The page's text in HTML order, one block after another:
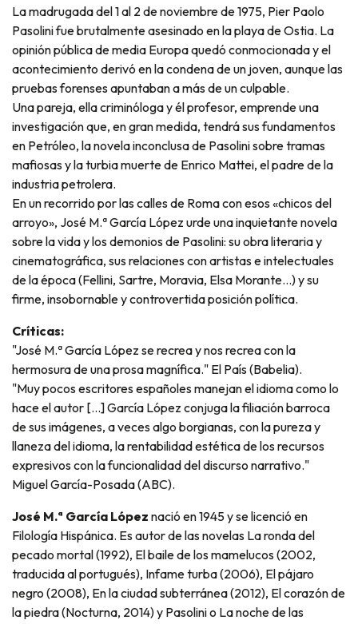
La madrugada del 1 al 2 de noviembre de 1975, Pier Paolo
Pasolini fue brutalmente asesinado en la playa de Ostia. La
opinión pública de media Europa quedó conmocionada y el
acontecimiento derivó en la condena de un joven, aunque las
pruebas forenses apuntaban a más de un culpable.
Una pareja, ella criminóloga y él profesor, emprende una
investigación que, en gran medida, tendrá sus fundamentos
en Petróleo, la novela inconclusa de Pasolini sobre tramas
mafiosas y la turbia muerte de Enrico Mattei, el padre de la
industria petrolera.
En un recorrido por las calles de Roma con esos «chicos del
arroyo», José M.ª García López urde una inquietante novela
sobre la vida y los demonios de Pasolini: su obra literaria y
cinematográfica, sus relaciones con artistas e intelectuales
de la época (Fellini, Sartre, Moravia, Elsa Morante...) y su
firme, insobornable y controvertida posición política.
Críticas:
"José M.ª García López se recrea y nos recrea con la
hermosura de una prosa magnífica." El País (Babelia).
"Muy pocos escritores españoles manejan el idioma como lo
hace el autor [...] García López conjuga la filiación barroca
de sus imágenes, a veces algo borgianas, con la pureza y
llaneza del idioma, la rentabilidad estética de los recursos
expresivos con la funcionalidad del discurso narrativo."
Miguel García-Posada (ABC).
José M.ª García López nació en 1945 y se licenció en
Filología Hispánica. Es autor de las novelas La ronda del
pecado mortal (1992), El baile de los mamelucos (2002,
traducida al portugués), Infame turba (2006), El pájaro
negro (2008), En la ciudad subterránea (2012), El corazón de
la piedra (Nocturna, 2014) y Pasolini o La noche de las